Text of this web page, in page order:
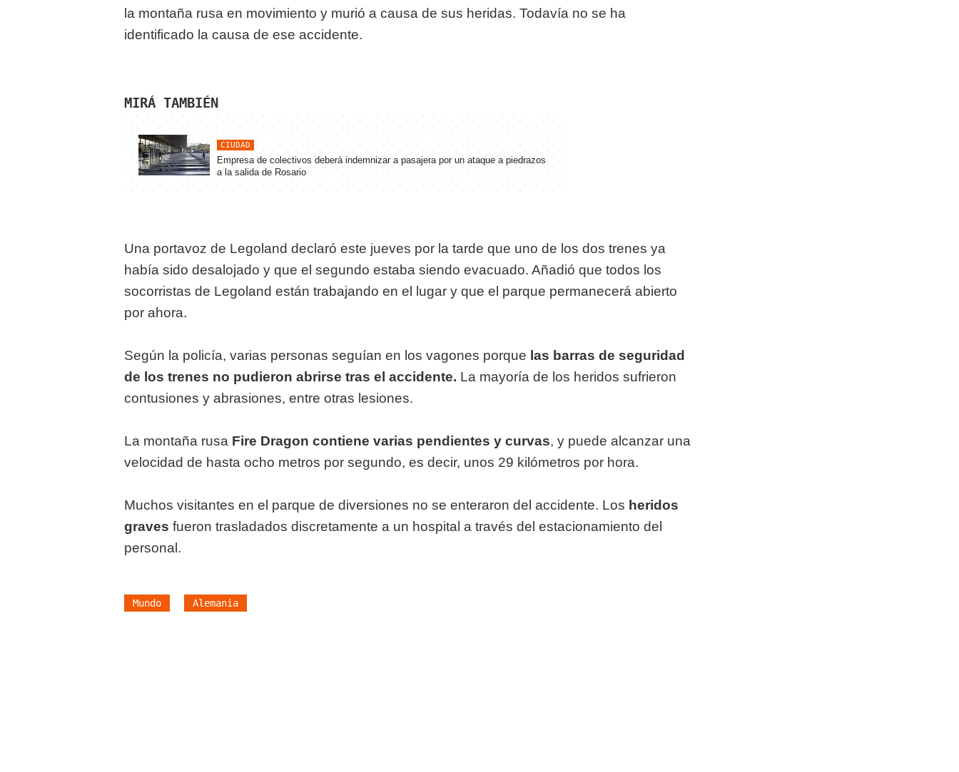
la montaña rusa en movimiento y murió a causa de sus heridas. Todavía no se ha
identificado la causa de ese accidente.
MIRÁ TAMBIÉN
CIUDAD
Empresa de colectivos deberá indemnizar a pasajera por un ataque a piedrazos
a la salida de Rosario
Una portavoz de Legoland declaró este jueves por la tarde que uno de los dos trenes ya
había sido desalojado y que el segundo estaba siendo evacuado. Añadió que todos los
socorristas de Legoland están trabajando en el lugar y que el parque permanecerá abierto
por ahora.
Según la policía, varias personas seguían en los vagones porque las barras de seguridad
de los trenes no pudieron abrirse tras el accidente. La mayoría de los heridos sufrieron
contusiones y abrasiones, entre otras lesiones.
La montaña rusa Fire Dragon contiene varias pendientes y curvas, y puede alcanzar una
velocidad de hasta ocho metros por segundo, es decir, unos 29 kilómetros por hora.
Muchos visitantes en el parque de diversiones no se enteraron del accidente. Los heridos
graves fueron trasladados discretamente a un hospital a través del estacionamiento del
personal.
Mundo Alemania